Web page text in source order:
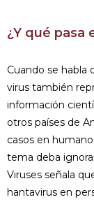
¿Y qué pasa
Cuando se habla
virus también
información
otros países de
casos en
tema deba
Viruses señala
hantavirus en